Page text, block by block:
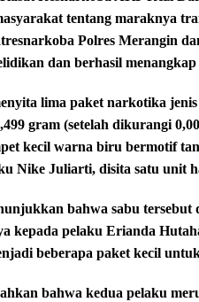
tentang maraknya
Polres Merangin
dan berhasil
lima paket narkotika
gram (setelah dikurangi
kecil warna biru bermotif
Nike Juliarti, disita satu unit
bahwa sabu tersebut
kepada pelaku Erianda
beberapa paket kecil
bahwa kedua pelaku